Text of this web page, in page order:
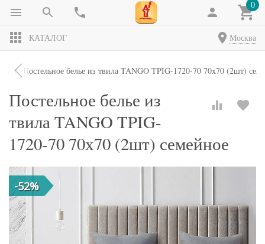
0
КАТАЛОГ Москва
Постельное белье из твила TANGO TPIG-1720-70 70х70 (2шт)
Постельное белье из
твила TANGO TPIG-
1720-70 70х70 (2шт) семейное
-52%